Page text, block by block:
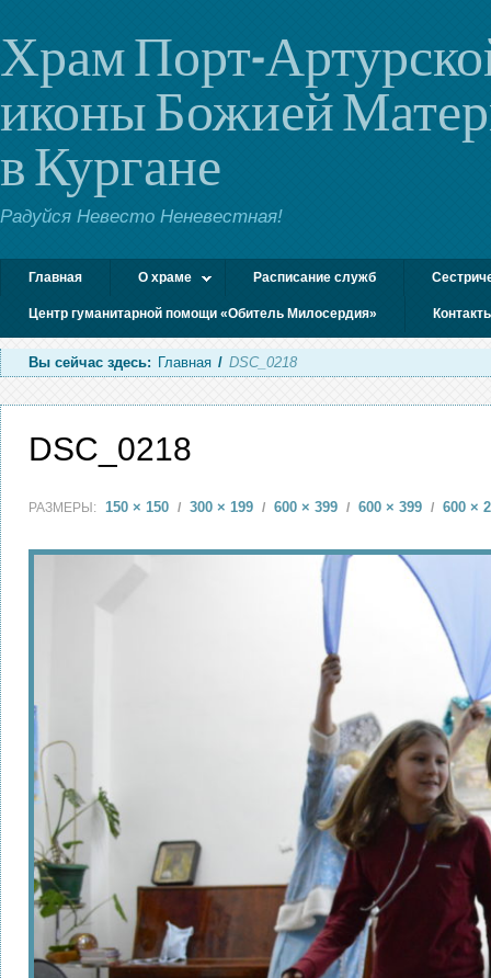
Храм Порт-
иконы Божией
в Кургане
Радуйся Невесто Неневестная!
Главная О храме Расписание служб
Центр гуманитарной помощи «Обитель Милосердия»
Вы сейчас здесь: Главная / DSC_0218
DSC_0218
РАЗМЕРЫ: 150 × 150 / 300 × 199 / 600 × 399 / 600 × 399 / 600 ×